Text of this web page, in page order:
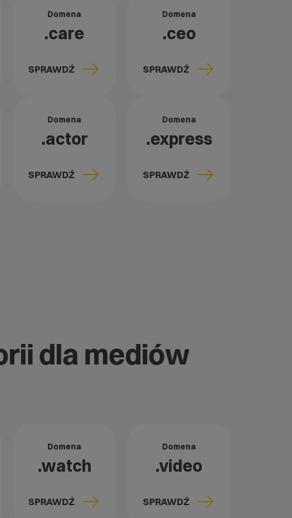
Domena
.care
SPRAWDŹ
Domena
.ceo
SPRAWDŹ
Domena
.actor
SPRAWDŹ
Domena
.express
SPRAWDŹ
dla mediów
Domena
.watch
SPRAWDŹ
Domena
.video
SPRAWDŹ